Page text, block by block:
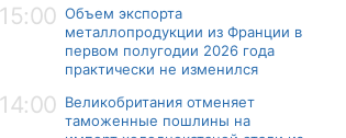
15:00 Объем экспорта
металлопродукции из Франции в
первом полугодии 2026 года
практически не изменился
14:00 Великобритания отменяет
таможенные пошлины на